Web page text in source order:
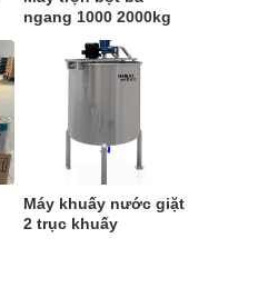
ngang 1000 2000kg
Máy khuấy nước giặt
2 trục khuấy